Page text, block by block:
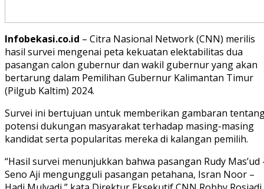
Infobekasi.co.id – Citra Nasional Network (CNN) merilis
hasil survei mengenai peta kekuatan elektabilitas dua
pasangan calon gubernur dan wakil gubernur yang akan
bertarung dalam Pemilihan Gubernur Kalimantan Timur
(Pilgub Kaltim) 2024.
Survei ini bertujuan untuk memberikan gambaran
potensi dukungan masyarakat terhadap masing-masing
kandidat serta popularitas mereka di kalangan pemilih.
“Hasil survei menunjukkan bahwa pasangan Rudy Mas’ud
Seno Aji mengungguli pasangan petahana, Isran Noor –